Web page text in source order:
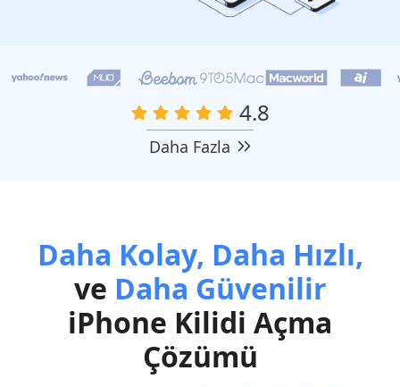
4.8
Daha Fazla
Daha Kolay, Daha Hızlı,
ve Daha Güvenilir
iPhone Kilidi Açma
Çözümü